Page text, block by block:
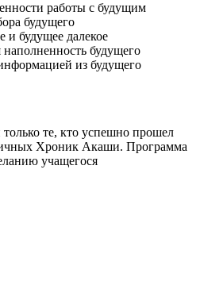
работы с будущим
будущего
и будущее далекое
наполненность будущего
из будущего
те, кто успешно прошел
Хроник Акаши. Программа
учащегося